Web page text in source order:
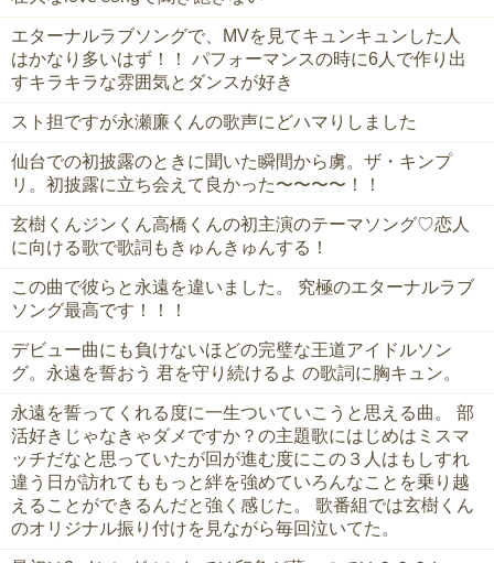
エターナルラブソングで、MVを見てキュンキュンした人
はかなり多いはず！！ パフォーマンスの時に6人で作り出
すキラキラな雰囲気とダンスが好き
スト担ですが永瀬廉くんの歌声にどハマりしました
仙台での初披露のときに聞いた瞬間から虜。ザ・キンプ
リ。初披露に立ち会えて良かった〜〜〜〜！！
玄樹くんジンくん高橋くんの初主演のテーマソング♡恋人
に向ける歌で歌詞もきゅんきゅんする！
この曲で彼らと永遠を違いました。 究極のエターナルラブ
ソング最高です！！！
デビュー曲にも負けないほどの完璧な王道アイドルソン
グ。永遠を誓おう 君を守り続けるよ の歌詞に胸キュン。
永遠を誓ってくれる度に一生ついていこうと思える曲。 部
活好きじゃなきゃダメですか？の主題歌にはじめはミスマ
ッチだなと思っていたが回が進む度にこの３人はもしすれ
違う日が訪れてももっと絆を強めていろんなことを乗り越
えることができるんだと強く感じた。 歌番組では玄樹くん
のオリジナル振り付けを見ながら毎回泣いてた。